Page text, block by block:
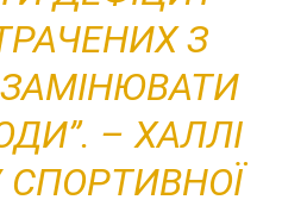
З
–ХАЛЛІ
СПОРТИВНОЇ